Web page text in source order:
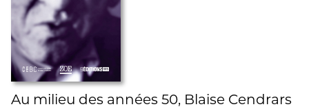
Au milieu des années 50, Blaise Cendrars